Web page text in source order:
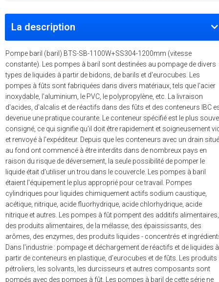
La description
Pompe baril (baril) BTS-SB-1100W+SS304-1200mm (vitesse
constante). Les pompes à baril sont destinées au pompage de divers
types de liquides à partir de bidons, de barils et d'eurocubes. Les
pompes à fûts sont fabriquées dans divers matériaux, tels que l'acier
inoxydable, l'aluminium, le PVC, le polypropylène, etc. La livraison
d'acides, d'alcalis et de réactifs dans des fûts et des conteneurs IBC
devenue une pratique courante. Le conteneur spécifié est le plus
consigné, ce qui signifie qu'il doit être rapidement et soigneusement
et renvoyé à l'expéditeur. Depuis que les conteneurs avec un drain situé
au fond ont commencé à être interdits dans de nombreux pays en
raison du risque de déversement, la seule possibilité de pomper le
liquide était d'utiliser un trou dans le couvercle. Les pompes à baril
étaient l'équipement le plus approprié pour ce travail. Pompes
cylindriques pour liquides chimiquement actifs sodium caustique,
acétique, nitrique, acide fluorhydrique, acide chlorhydrique, acide
nitrique et autres. Les pompes à fût pompent des additifs alimentaires,
des produits alimentaires, de la mélasse, des épaississants, des
arômes, des enzymes, des produits liquides - concentrés et
Dans l'industrie : pompage et déchargement de réactifs et de liquides à
partir de conteneurs en plastique, d'eurocubes et de fûts. Les produits
pétroliers, les solvants, les durcisseurs et autres composants sont
pompés avec des pompes à fût. Les pompes à baril de cette série ne